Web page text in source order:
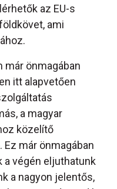
az EU-s
ami
már önmagában
itt alapvetően
a magyar
közelítő
már önmagában
a végén eljuthatunk
a nagyon jelentős,